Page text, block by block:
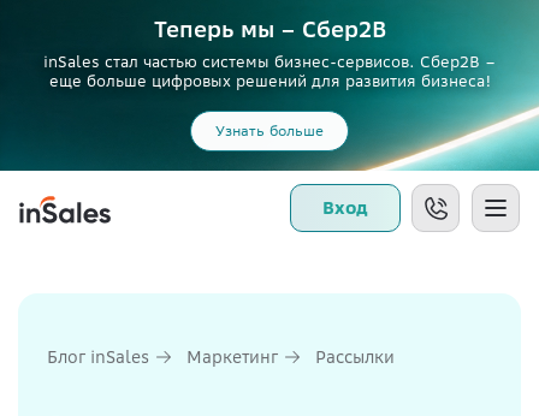
Теперь мы – Сбер2B
inSales стал частью системы бизнес-сервисов. Сбер2В –
еще больше цифровых решений для развития бизнеса!
Узнать больше
Вход
Блог inSales Маркетинг Рассылки